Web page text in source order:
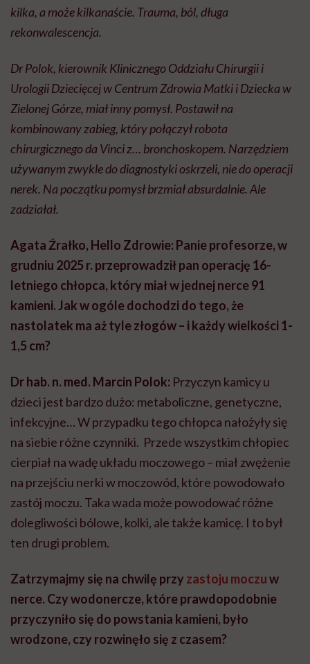
kilka, a może kilkanaście. Trauma, ból, długa
rekonwalescencja.
Dr Polok, kierownik Klinicznego Oddziału Chirurgii i
Urologii Dziecięcej w Centrum Zdrowia Matki i Dziecka w
Zielonej Górze, miał inny pomysł. Postawił na
kombinowany zabieg, który połączył robota
chirurgicznego da Vinci z… bronchoskopem. Narzędziem
używanym zwykle do diagnostyki oskrzeli, nie do operacji
nerek. Na początku pomysł brzmiał absurdalnie. Ale
zadziałał.
Agata Źrałko, Hello Zdrowie: Panie profesorze, w
grudniu 2025 r. przeprowadził pan operację 16-
letniego chłopca, który miał w jednej nerce 91
kamieni. Jak w ogóle dochodzi do tego, że
nastolatek ma aż tyle złogów – i każdy wielkości 1-
1,5 cm?
Dr hab. n. med. Marcin Polok: Przyczyn kamicy u
dzieci jest bardzo dużo: metaboliczne, genetyczne,
infekcyjne… W przypadku tego chłopca nałożyły się
na siebie różne czynniki. Przede wszystkim chłopiec
cierpiał na wadę układu moczowego – miał zwężenie
na przejściu nerki w moczowód, które powodowało
zastój moczu. Taka wada może powodować różne
dolegliwości bólowe, kolki, ale także kamicę. I to był
ten drugi problem.
Zatrzymajmy się na chwilę przy zastoju moczuw
nerce. Czy wodonercze, które prawdopodobnie
przyczyniło się do powstania kamieni, było
wrodzone, czy rozwinęło się z czasem?